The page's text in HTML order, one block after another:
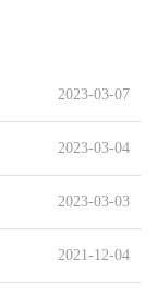
2023-03-07
2023-03-04
2023-03-03
2021-12-04